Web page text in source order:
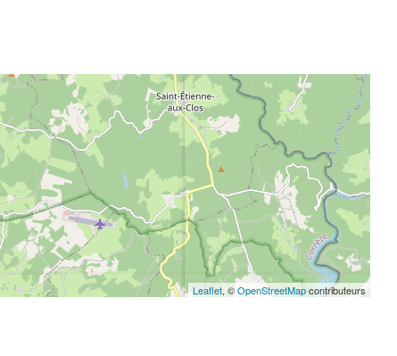
Leaflet, ©OpenStreetMapcontributeurs